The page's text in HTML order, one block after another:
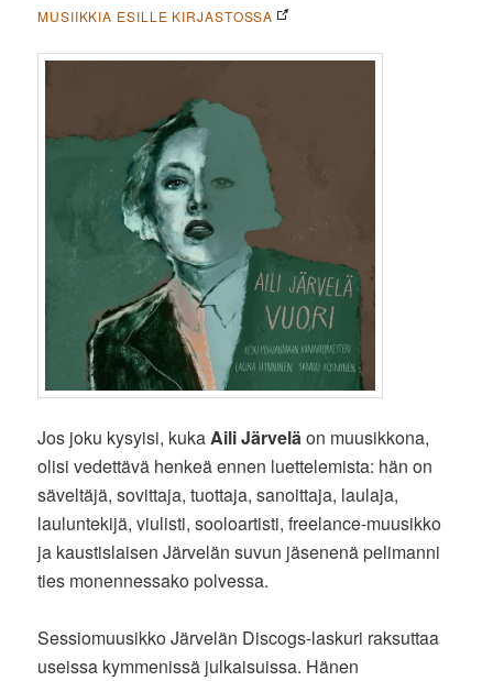
MUSIIKKIA ESILLE KIRJASTOSSA
Jos joku kysyisi, kukaAili Järveläon muusikkona,
olisi vedettävä henkeä ennen luettelemista: hän on
säveltäjä, sovittaja, tuottaja, sanoittaja, laulaja,
lauluntekijä, viulisti, sooloartisti, freelance-muusikko
ja kaustislaisen Järvelän suvun jäsenenä pelimanni
ties monennessako polvessa.
Sessiomuusikko Järvelän Discogs-laskuri raksuttaa
useissa kymmenissä julkaisuissa. Hänen